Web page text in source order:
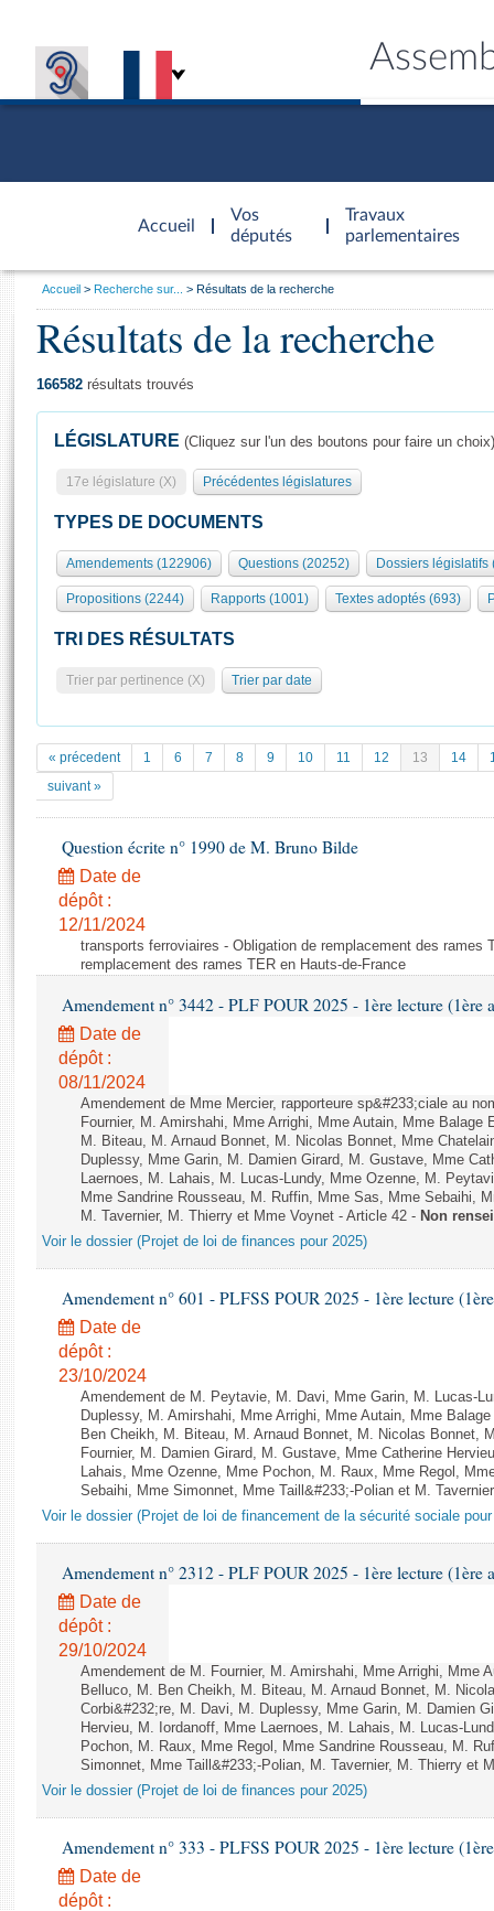
Accueil
d'accueil
Vos
députés
Travaux
parlementaires
Présidence
577 députés
Groupes politiques
Séance publique
Commissions et autres organes
Europe et International
Pétitions
Documents parlementaires
Projets de loi
Propositions de loi
Amendements
Textes adoptés
Rapports d'information
Rapports sur l'application des lois
Baromètre de l’application des lois
Dossiers législatifs
Budget et sécurité sociale
Questions écrites et orales
Comptes rendus des débats
Général
Rôle et pouvoirs de l'Assemblée
Organisation de l'Assemblée
Présidence Conférence des Présidents Bureau Collège des
Statistiques et chiffres clés
Documents de référence
( Constitution | Règlement de l'Assemblée ... )
Histoire
Juniors
Anciennes législatures
Liens vers les sites publics
Visiter l'Assemblée
Visite virtuelle du palais Bourbon
Assister à une séance
La Bibliothèque
Les archives
Photos libres de droit
Vous
Accueil Recherche sur... Résultats de la recherche
Résultats de la recherche
166582 résultats trouvés
LÉGISLATURE (Cliquez sur l'un des boutons pour faire un choix)
17e législature (X) Précédentes législatures
TYPES DE DOCUMENTS
Amendements (122906) Questions (20252) Dossiers législatifs
Propositions (2244) Rapports (1001) Textes adoptés (693)
TRI DES RÉSULTATS
Trier par pertinence (X) Trier par date
« précedent 1 6 7 8 9 10 11 12 13 14
suivant »
Question écrite n° 1990 de M. Bruno Bilde
Date de
dépôt :
12/11/2024
transports ferroviaires - Obligation de remplacement des rames
remplacement des rames TER en Hauts-de-France
Amendement n° 3442 - PLF POUR 2025 - 1ère lecture (1ère
Date de
dépôt :
08/11/2024
Amendement de Mme Mercier, rapporteure sp&#233;ciale au
Fournier, M. Amirshahi, Mme Arrighi, Mme Autain, Mme
M. Biteau, M. Arnaud Bonnet, M. Nicolas Bonnet, Mme
Duplessy, Mme Garin, M. Damien Girard, M. Gustave, Mme
Laernoes, M. Lahais, M. Lucas-Lundy, Mme Ozenne, M.
Mme Sandrine Rousseau, M. Ruffin, Mme Sas, Mme Sebaihi,
M. Tavernier, M. Thierry et Mme Voynet - Article 42 - Non
Voir le dossier (Projet de loi de finances pour 2025)
Amendement n° 601 - PLFSS POUR 2025 - 1ère lecture
Date de
dépôt :
23/10/2024
Amendement de M. Peytavie, M. Davi, Mme Garin, M. Lucas-
Duplessy, M. Amirshahi, Mme Arrighi, Mme Autain, Mme
Ben Cheikh, M. Biteau, M. Arnaud Bonnet, M. Nicolas Bonnet,
Fournier, M. Damien Girard, M. Gustave, Mme Catherine
Lahais, Mme Ozenne, Mme Pochon, M. Raux, Mme Regol,
Sebaihi, Mme Simonnet, Mme Taill&#233;-Polian et M.
Voir le dossier (Projet de loi de financement de la sécurité sociale pour
Amendement n° 2312 - PLF POUR 2025 - 1ère lecture (1ère
Date de
dépôt :
29/10/2024
Amendement de M. Fournier, M. Amirshahi, Mme Arrighi, Mme
Belluco, M. Ben Cheikh, M. Biteau, M. Arnaud Bonnet, M.
Corbi&#232;re, M. Davi, M. Duplessy, Mme Garin, M. Damien
Hervieu, M. Iordanoff, Mme Laernoes, M. Lahais, M. Lucas-
Pochon, M. Raux, Mme Regol, Mme Sandrine Rousseau, M.
Simonnet, Mme Taill&#233;-Polian, M. Tavernier, M. Thierry et
Voir le dossier (Projet de loi de finances pour 2025)
Amendement n° 333 - PLFSS POUR 2025 - 1ère lecture
Date de
dépôt :